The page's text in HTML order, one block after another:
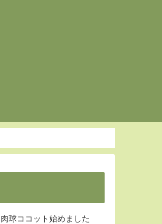
肉球ココット始めました